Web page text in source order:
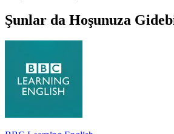
Şunlar da Hoşunuza